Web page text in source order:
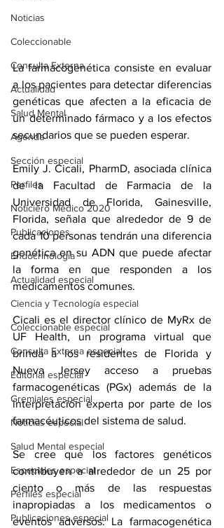
Noticias
Coleccionable
Consulta Externa
Actualidad
Salud Mental
Agenda
Sección especial
Perfiles
Noticiero Médico 2020
Publicaciones
Endocrinología
Actualidad especial
Ciencia y Tecnología especial
Coleccionable especial
Consulta Externa especial
Editorial especial
Gremiales especial
Noticias especial
Salud Mental especial
Especiales especial
Perfiles especial
Publicaciones especial
La farmacogenética consiste en evaluar
a los pacientes para detectar diferencias
genéticas que afecten a la eficacia de
un determinado fármaco y a los efectos
secundarios que se pueden esperar.
Emily J. Cicali, PharmD, asociada clínica
de la Facultad de Farmacia de la
Universidad de Florida, Gainesville,
Florida, señala que alrededor de 9 de
cada 10 personas tendrán una diferencia
genética en su ADN que puede afectar
la forma en que responden a los
medicamentos comunes.
Cicali es el director clínico de MyRx de
UF Health, un programa virtual que
brinda a los residentes de Florida y
Nueva Jersey acceso a pruebas
farmacogenéticas (PGx) además de la
interpretación experta por parte de los
farmacéuticos del sistema de salud.
Se cree que los factores genéticos
contribuyen a alrededor de un 25 por
ciento o más de las respuestas
inapropiadas a los medicamentos o
eventos adversos. La farmacogenética